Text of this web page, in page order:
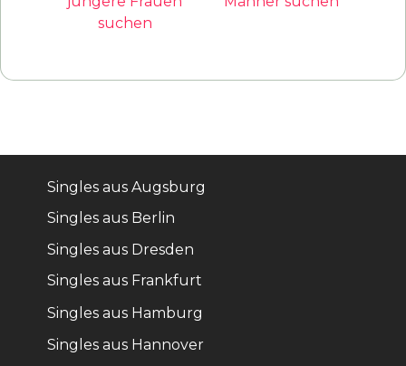
suchen
Singles aus Augsburg
Singles aus Berlin
Singles aus Dresden
Singles aus Frankfurt
Singles aus Hamburg
Singles aus Hannover